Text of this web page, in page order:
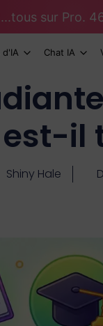
sur Pro.
d'IA Chat IA
est-
Shiny Hale